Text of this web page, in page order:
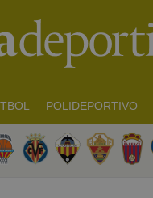
POLIDEPORTIVO